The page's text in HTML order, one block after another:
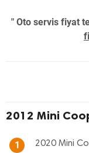
" Oto servis fiyat
2012 Mini
1 2020 Mini